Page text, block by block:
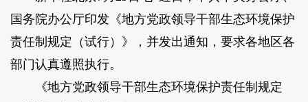
国务院办公厅印发《地方党政领导干部生态环境保护
责任制规定（试行）》，并发出通知，要求各地区各
部门认真遵照执行。
《地方党政领导干部生态环境保护责任制规定